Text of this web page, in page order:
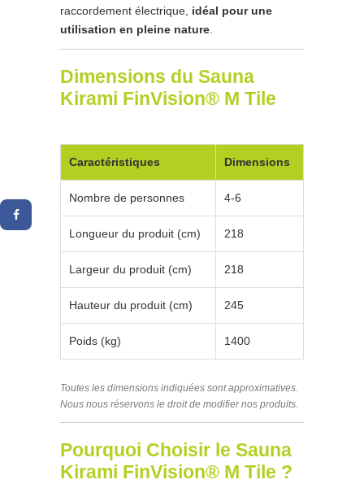
raccordement électrique, idéal pour une
utilisation en pleine nature.
Dimensions du Sauna
Kirami FinVision® M Tile
Caractéristiques Dimensions
Nombre de personnes 4-6
Longueur du produit (cm) 218
Largeur du produit (cm) 218
Hauteur du produit (cm) 245
Poids (kg) 1400
Toutes les dimensions indiquées sont approximatives.
Nous nous réservons le droit de modifier nos produits.
Pourquoi Choisir le Sauna
Kirami FinVision® M Tile ?